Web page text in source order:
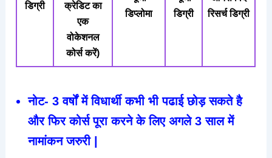
डिग्री
क्रेडिट का
एक
वोकेशनल
कोर्स करें)
डिप्लोमा
डिग्री
रिसर्च डिग्री
नोट- 3 वर्षों में विधार्थी कभी भी पढाई छोड़ सकते है
और फिर कोर्स पूरा करने के लिए अगले 3 साल में
नामांकन जरुरी |